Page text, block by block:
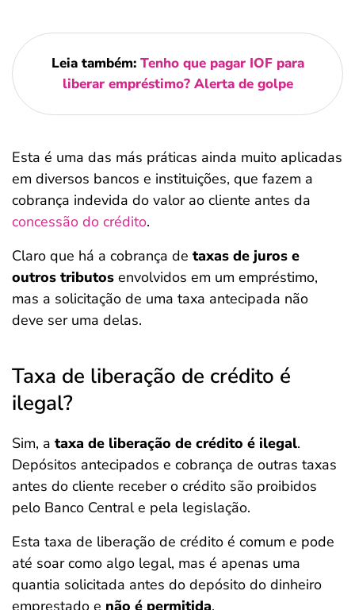
Leia também: Tenho que pagar IOF para
liberar empréstimo? Alerta de golpe
Esta é uma das más práticas ainda muito aplicadas
em diversos bancos e instituições, que fazem a
cobrança indevida do valor ao cliente antes da
concessão do crédito.
Claro que há a cobrança de taxas de juros e
outros tributos envolvidos em um empréstimo,
mas a solicitação de uma taxa antecipada não
deve ser uma delas.
Taxa de liberação de crédito é
ilegal?
Sim, a taxa de liberação de crédito é ilegal.
Depósitos antecipados e cobrança de outras taxas
antes do cliente receber o crédito são proibidos
pelo Banco Central e pela legislação.
Esta taxa de liberação de crédito é comum e pode
até soar como algo legal, mas é apenas uma
quantia solicitada antes do depósito do dinheiro
emprestado e não é permitida.